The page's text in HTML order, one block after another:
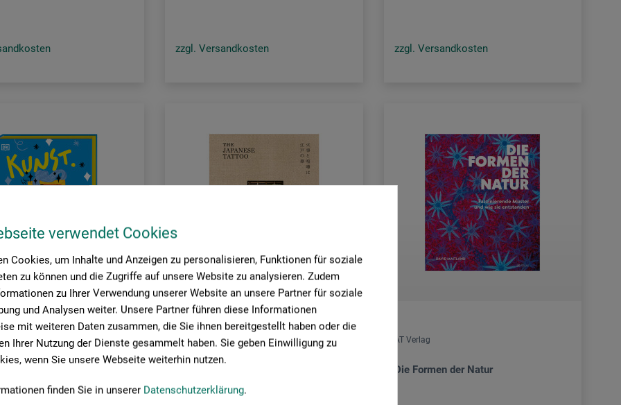
verwendet Cookies
Cookies, um Inhalte und Anzeigen zu personalisieren, Funktionen für soziale
zu können und die Zugriffe auf unsere Website zu analysieren. Zudem
zu Ihrer Verwendung unserer Website an unsere Partner für soziale
und Analysen weiter. Unsere Partner führen diese Informationen
mit weiteren Daten zusammen, die Sie ihnen bereitgestellt haben oder die
Ihrer Nutzung der Dienste gesammelt haben. Sie geben Einwilligung zu
wenn Sie unsere Webseite weiterhin nutzen.
finden Sie in unserer Datenschutzerklärung.
zzgl. Versandkosten zzgl. Versandkosten
Verlag Prestel Verlag AT Verlag
Die Formen der Natur